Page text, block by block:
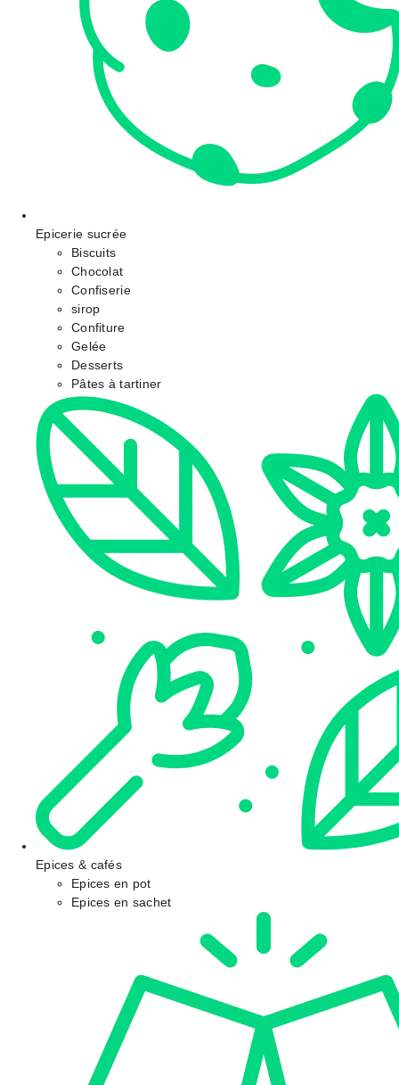
Epicerie sucrée
Biscuits
Chocolat
Confiserie
sirop
Confiture
Gelée
Desserts
Pâtes à tartiner
Epices & cafés
Epices en pot
Epices en sachet